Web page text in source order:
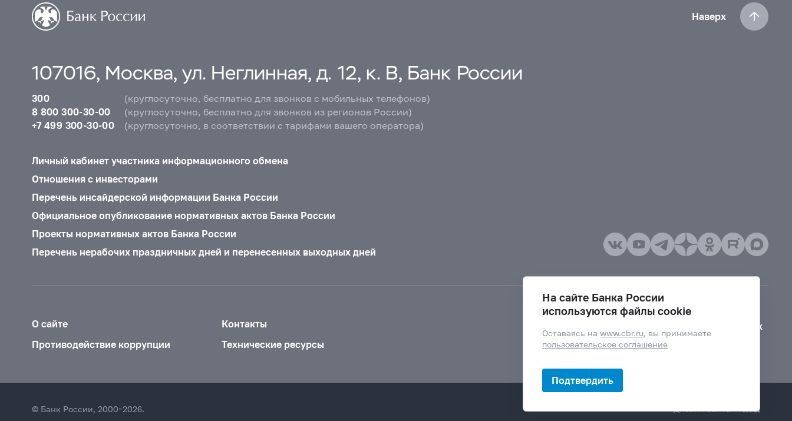
Наверх
107016, Москва, ул. Неглинная, д. 12, к. В, Банк России
300
(круглосуточно, бесплатно для звонков с мобильных телефонов)
8 800 300-30-00
(круглосуточно, бесплатно для звонков из регионов России)
+7 499 300-30-00
(круглосуточно, в соответствии с тарифами вашего оператора)
Личный кабинет участника информационного обмена
Отношения с инвесторами
Перечень инсайдерской информации Банка России
Официальное опубликование нормативных актов Банка России
Проекты нормативных актов Банка России
Перечень нерабочих праздничных дней и перенесенных выходных дней
О сайте
Контакты
Противодействие коррупции
Технические ресурсы
Версия для слабовидящих
© Банк России, 2000–2026. Дизайн сайта —
На сайте Банка России
используются файлы cookie
Оставаясь наwww.cbr.ru, вы принимаете
пользовательское соглашение
Подтвердить